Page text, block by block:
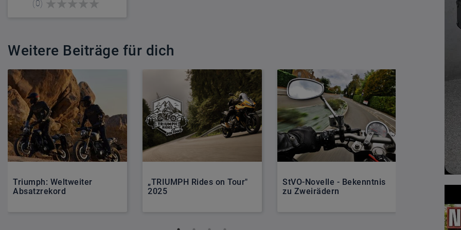
(0)
Weitere Beiträge für dich
Triumph: Weltweiter
Absatzrekord
„TRIUMPH Rides on Tour"
2025
StVO-Novelle - Bekenntnis
zu Zweirädern